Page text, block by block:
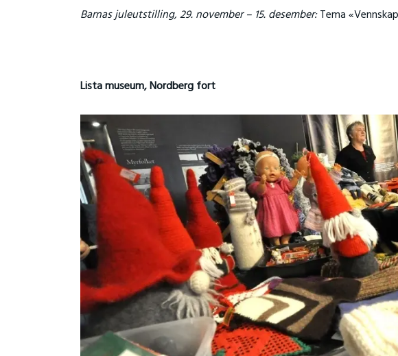
Barnas juleutstilling, 29. november – 15. desember:Tema
Lista museum, Nordberg fort